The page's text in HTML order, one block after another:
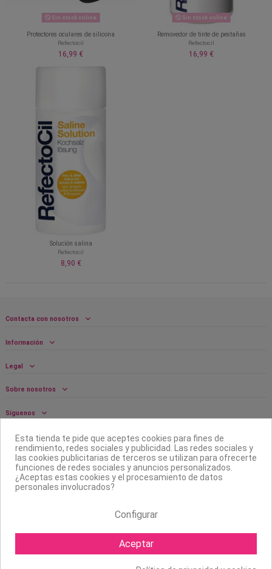
Sin stock online
Protectores oculares de silicona
Refectocil
16,99 €
Sin stock online
Removedor de tinte de pestañas
Refectocil
16,99 €
Solución salina
Refectocil
8,90 €
Contacta con nosotros
Información
Legal
Sobre nosotros
Síguenos
Boletín
Esta tienda te pide que aceptes cookies para fines de
rendimiento, redes sociales y publicidad. Las redes sociales y
las cookies publicitarias de terceros se utilizan para ofrecerte
funciones de redes sociales y anuncios personalizados.
¿Aceptas estas cookies y el procesamiento de datos
personales involucrados?
Configurar
Aceptar